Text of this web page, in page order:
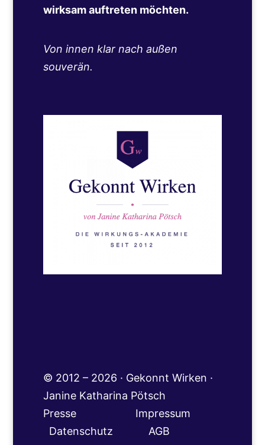
wirksam auftreten möchten.
Von innen klar nach außen
souverän.
© 2012 – 2026 · Gekonnt Wirken ·
Janine Katharina Pötsch
Presse
Impressum
Datenschutz AGB